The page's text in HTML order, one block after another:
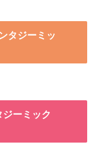
タジーミッ
ーミック